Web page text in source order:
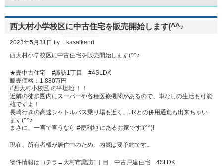
西大村小学校区に中古住宅を販売開始します(^^♪
2023年5月31日 by
kasaikanri
西大村小学校区に中古住宅を販売開始します(^^♪
★売中古住宅 #諏訪1丁目 #4SLDK
販売価格：1,880万円
#西大村小校区 の平坦地 ！！
近隣の徒歩圏内にスーパーや各種医療機関があるので、車なしの生活も可能
雄ですよ！
長崎行きの高速シャトルバス乗り場も近く、JRとの併用通勤も出来ちゃい
ます(^^♪
まさに、一言で言うなら #便利地 にあるお家です!(^^)!
現在、所有者様が居住中のため、内覧は要予約です。
物件情報はコチラ→ 大村市諏訪1丁目 中古戸建住宅 4SLDK